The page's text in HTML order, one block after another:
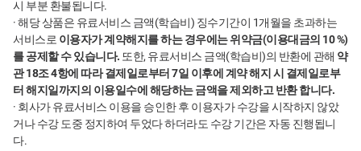
시 부분 환불됩니다.
· 해당 상품은 유료서비스 금액(학습비) 징수기간이 1개월을 초과하는
서비스로 이용자가 계약해지를 하는 경우에는 위약금(이용대금의 10 %)
를 공제할 수 있습니다. 또한, 유료서비스 금액(학습비)의 반환에 관해 약
관 18조 4항에 따라 결제일로부터 7일 이후에 계약 해지 시 결제일로부
터 해지일까지의 이용일수에 해당하는 금액을 제외하고 반환 합니다.
· 회사가 유료서비스 이용을 승인한 후 이용자가 수강을 시작하지 않았
거나 수강 도중 정지하여 두었다 하더라도 수강 기간은 자동 진행됩니
다.